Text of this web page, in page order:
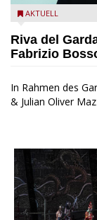
Fabrizio Bosso &
AKTUELL
Riva del
Fabrizio
In Rahmen des
& Julian Oliver